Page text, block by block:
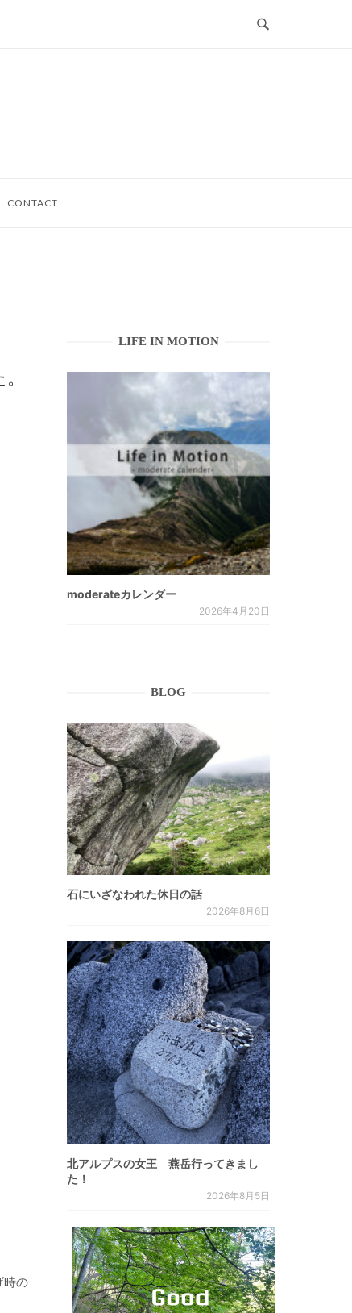
CONTACT
時の
LIFE IN MOTION
moderateカレンダー
2026年4月20日
BLOG
石にいざなわれた休日の話
2026年8月6日
北アルプスの女王 燕岳行ってきまし
た！
2026年8月5日